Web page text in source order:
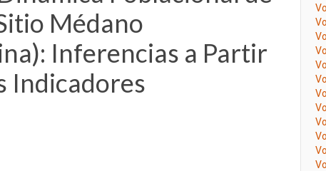
Médano
Inferencias a Partir
Indicadores